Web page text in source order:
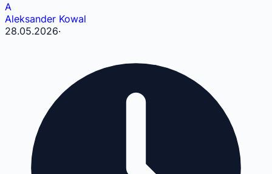
A
Aleksander Kowal
28.05.2026·